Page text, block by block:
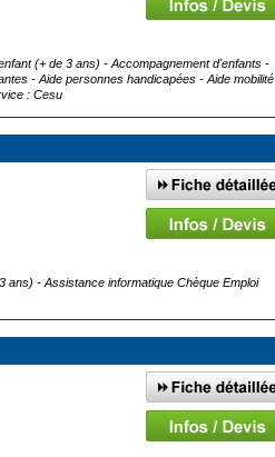
(+ de 3 ans) - Accompagnement d'enfants -
- Aide personnes handicapées - Aide mobilité
: Cesu
ans) - Assistance informatique Chèque Emploi